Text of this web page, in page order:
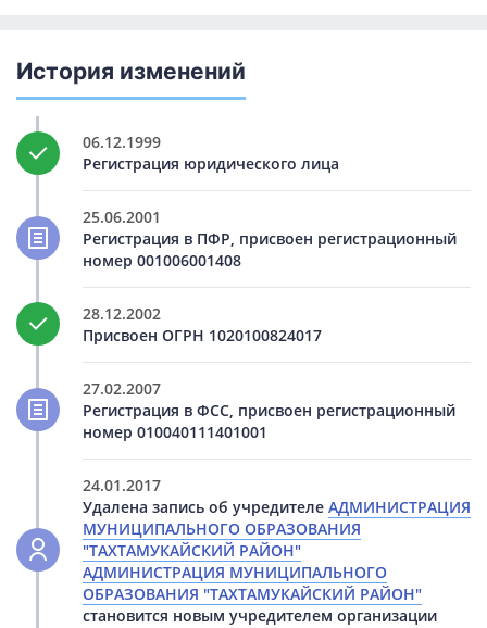
История изменений
06.12.1999
Регистрация юридического лица
25.06.2001
Регистрация в ПФР, присвоен регистрационный
номер 001006001408
28.12.2002
Присвоен ОГРН 1020100824017
27.02.2007
Регистрация в ФСС, присвоен регистрационный
номер 010040111401001
24.01.2017
Удалена запись об учредителе АДМИНИСТРАЦИЯ
МУНИЦИПАЛЬНОГО ОБРАЗОВАНИЯ
"ТАХТАМУКАЙСКИЙ РАЙОН"
АДМИНИСТРАЦИЯ МУНИЦИПАЛЬНОГО
ОБРАЗОВАНИЯ "ТАХТАМУКАЙСКИЙ РАЙОН"
становится новым учредителем организации